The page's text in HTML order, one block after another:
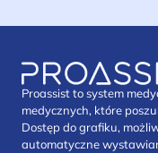
Proassist to system
medycznych, które
Dostęp do grafiku,
automatyczne